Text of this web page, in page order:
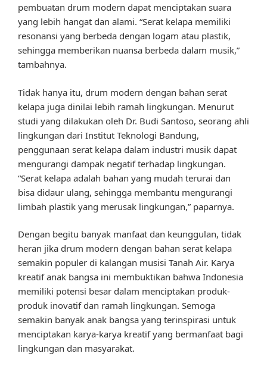
pembuatan drum modern dapat menciptakan suara
yang lebih hangat dan alami. “Serat kelapa memiliki
resonansi yang berbeda dengan logam atau plastik,
sehingga memberikan nuansa berbeda dalam musik,”
tambahnya.
Tidak hanya itu, drum modern dengan bahan serat
kelapa juga dinilai lebih ramah lingkungan. Menurut
studi yang dilakukan oleh Dr. Budi Santoso, seorang ahli
lingkungan dari Institut Teknologi Bandung,
penggunaan serat kelapa dalam industri musik dapat
mengurangi dampak negatif terhadap lingkungan.
“Serat kelapa adalah bahan yang mudah terurai dan
bisa didaur ulang, sehingga membantu mengurangi
limbah plastik yang merusak lingkungan,” paparnya.
Dengan begitu banyak manfaat dan keunggulan, tidak
heran jika drum modern dengan bahan serat kelapa
semakin populer di kalangan musisi Tanah Air. Karya
kreatif anak bangsa ini membuktikan bahwa Indonesia
memiliki potensi besar dalam menciptakan produk-
produk inovatif dan ramah lingkungan. Semoga
semakin banyak anak bangsa yang terinspirasi untuk
menciptakan karya-karya kreatif yang bermanfaat bagi
lingkungan dan masyarakat.